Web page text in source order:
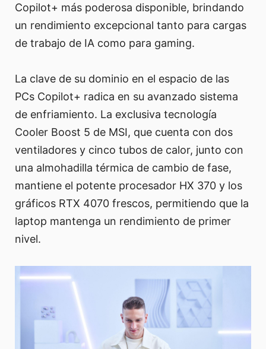
Copilot+ más poderosa disponible, brindando
un rendimiento excepcional tanto para cargas
de trabajo de IA como para gaming.
La clave de su dominio en el espacio de las
PCs Copilot+ radica en su avanzado sistema
de enfriamiento. La exclusiva tecnología
Cooler Boost 5 de MSI, que cuenta con dos
ventiladores y cinco tubos de calor, junto con
una almohadilla térmica de cambio de fase,
mantiene el potente procesador HX 370 y los
gráficos RTX 4070 frescos, permitiendo que la
laptop mantenga un rendimiento de primer
nivel.